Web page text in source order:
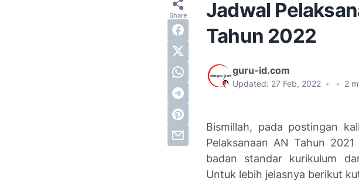
Jadwal
Tahun 2022
guru-id.com
Updated: 27 Feb, 2022 • • 2
Bismillah, pada postingan
Pelaksanaan AN Tahun
badan standar kurikulum
Untuk lebih jelasnya berikut